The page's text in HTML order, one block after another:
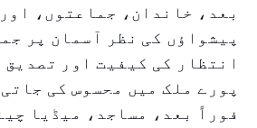
بعد، خاندان، جماعتوں،
پیشواؤں کی نظر آسمان پر
انتظار کی کیفیت اور تصدیق
پورے ملک میں محسوس کی جاتی
فوراً بعد، مساجد، میڈیا